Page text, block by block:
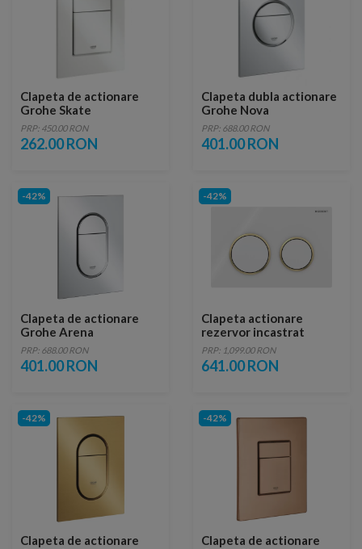
Clapeta de actionare
Grohe Skate
Cosmopolitan S
PRP: 450.00 RON
262.00 RON
Clapeta dubla actionare
Grohe Nova
Cosmopolitan S crom
lucios
PRP: 688.00 RON
401.00 RON
-42%
Clapeta de actionare
Grohe Arena
Cosmopolitan S crom
lucios
PRP: 688.00 RON
401.00 RON
-42%
Clapeta actionare
rezervor incastrat
Omega 20 Alb-Auriu
PRP: 1,099.00 RON
641.00 RON
-42%
Clapeta de actionare
-42%
Clapeta de actionare